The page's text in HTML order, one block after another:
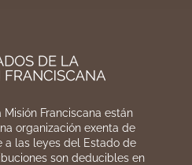
Misión Franciscana están
organización exenta de
a las leyes del Estado de
son deducibles en